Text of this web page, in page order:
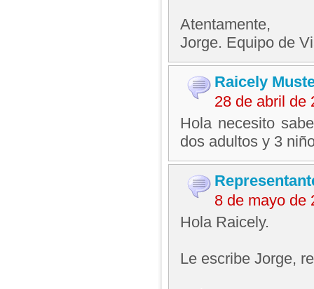
Atentamente,
Jorge. Equipo de
Raicely
28 de abril de
Hola necesito
dos adultos y 3
8 de mayo de
Hola Raicely.
Le escribe Jorge,